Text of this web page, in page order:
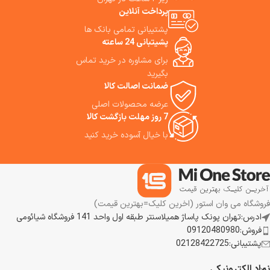
شان را از گوشی شان پخش کنند.
در حین انجام همه این کارها باتری
گوشی شما همزمان شارژ خواهد شد
و دیگر نیازی به نگرانی در مورد
شارژ باطری خود نخواهید داشت.
پرداخت آنلاین
پشتیبانی تمامی بانک ها
پشیتبانی 24 ساعته
برای مشاوره در خرید تماس
بگیرید
ضمانت اصالت کالا
عرضه محصولات اصلی
7 روز مهلت بازگشت کالا
با خیال آسوده خرید کنید
فروشگاه می وان استور (اخرین کلیک=بهترین قیمت)
ادرس:تهران پونک پاساژ همیلاسنتر طبقه اول واحد 141 فروشگاه شیائومی
فروش:09120480980
پشتیبانی:02128422725